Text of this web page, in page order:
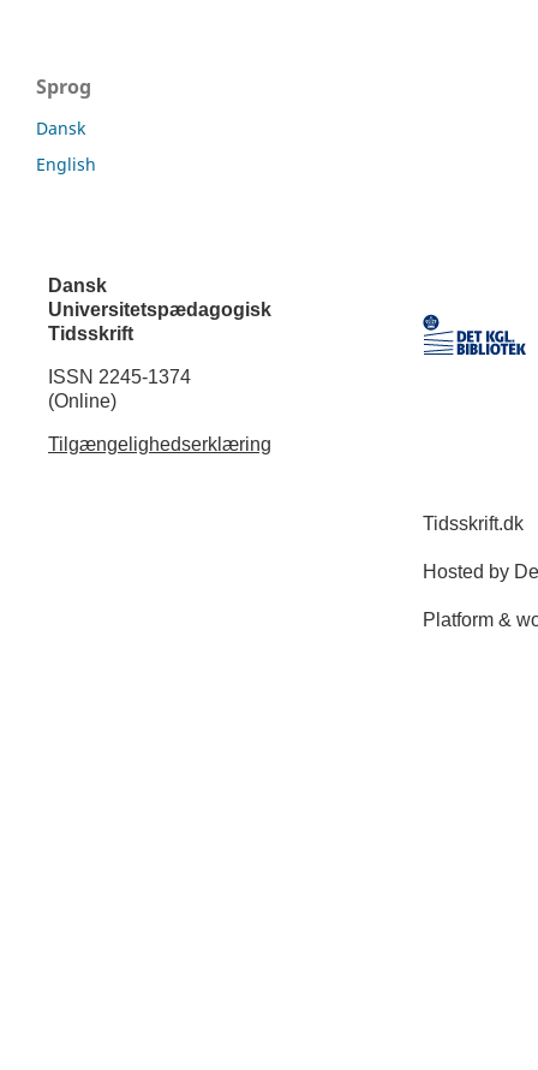
Sprog
Dansk
English
Dansk
Universitetspædagogisk
Tidsskrift
ISSN 2245-1374
(Online)
Tilgængelighedserklæring